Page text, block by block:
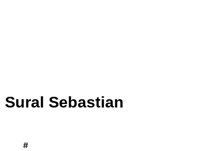
Sural Sebastian
#